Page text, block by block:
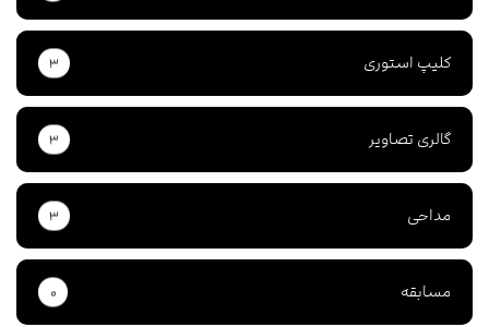
کلیپ استوری ۳
گالری تصاویر ۳
مداحی ۳
مسابقه ۰